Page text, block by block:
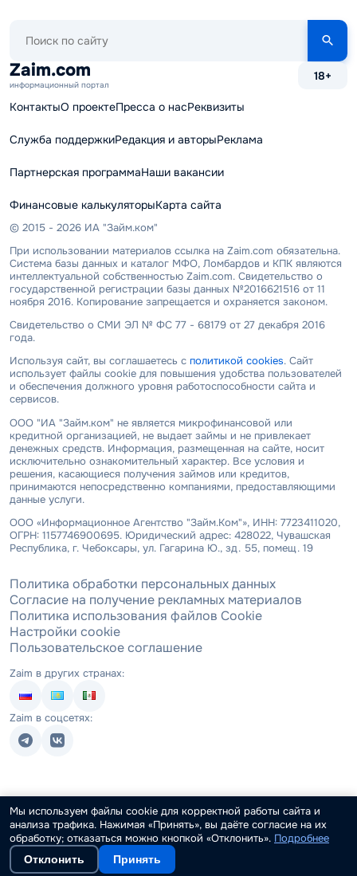
сайту
Zaim.com
информационный портал
18+
КонтактыО проектеПресса о насРеквизиты
Служба поддержкиРедакция и авторыРеклама
Партнерская программаНаши вакансии
Финансовые калькуляторыКарта сайта
© 2015 - 2026 ИА "Займ.ком"
При использовании материалов ссылка на Zaim.com обязательна.
Система базы данных и каталог МФО, Ломбардов и КПК являются
интеллектуальной собственностью Zaim.com. Свидетельство о
государственной регистрации базы данных №2016621516 от 11
ноября 2016. Копирование запрещается и охраняется законом.
Свидетельство о СМИ ЭЛ № ФС 77 - 68179 от 27 декабря 2016
года.
Используя сайт, вы соглашаетесь с политикой cookies. Сайт
использует файлы cookie для повышения удобства пользователей
и обеспечения должного уровня работоспособности сайта и
сервисов.
ООО "ИА "Займ.ком" не является микрофинансовой или
кредитной организацией, не выдает займы и не привлекает
денежных средств. Информация, размещенная на сайте, носит
исключительно ознакомительный характер. Все условия и
решения, касающиеся получения займов или кредитов,
принимаются непосредственно компаниями, предоставляющими
данные услуги.
ООО «Информационное Агентство "Займ.Ком"», ИНН: 7723411020,
ОГРН: 1157746900695. Юридический адрес: 428022, Чувашская
Республика, г. Чебоксары, ул. Гагарина Ю., зд. 55, помещ. 19
Политика обработки персональных данных
Согласие на получение рекламных материалов
Политика использования файлов Cookie
Настройки cookie
Пользовательское соглашение
Zaim в других странах:
Zaim в соцсетях:
Мы используем файлы cookie для корректной работы сайта и
анализа трафика. Нажимая «Принять», вы даёте согласие на их
обработку; отказаться можно кнопкой «Отклонить». Подробнее
Отклонить Принять